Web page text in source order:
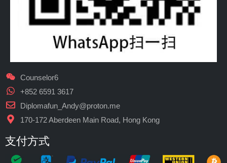
Counselor6
+852 6591 3617
Diplomafun_Andy@proton.me
170-172 Aberdeen Main Road, Hong Kong
支付方式